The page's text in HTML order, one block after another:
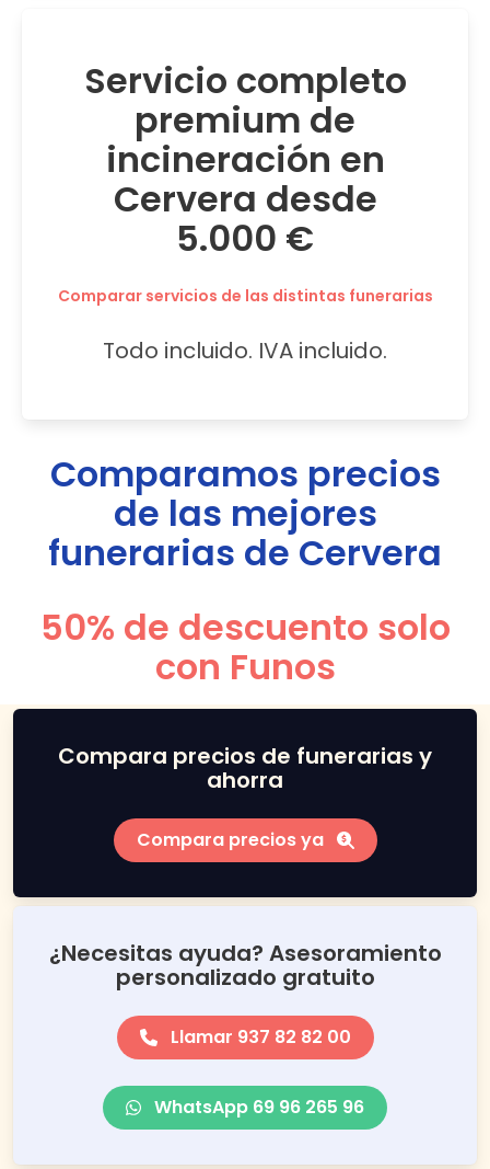
Servicio completo
premium de
incineración en
Cervera desde
5.000 €
Comparar servicios de las distintas funerarias
Todo incluido. IVA incluido.
Comparamos precios
de las mejores
funerarias de Cervera
50% de descuento solo
con Funos
Compara precios de funerarias y
ahorra
Compara precios ya
¿Necesitas ayuda? Asesoramiento
personalizado gratuito
Llamar 937 82 82 00
WhatsApp 69 96 265 96